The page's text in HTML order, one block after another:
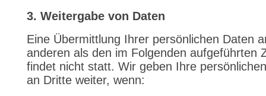
3. Weitergabe von Daten
Eine Übermittlung Ihrer persönlichen Daten
anderen als den im Folgenden aufgeführten
findet nicht statt. Wir geben Ihre
an Dritte weiter, wenn: